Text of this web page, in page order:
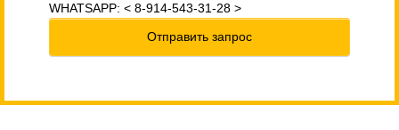
WHATSAPP: < 8-914-543-31-28 >
Отправить запрос